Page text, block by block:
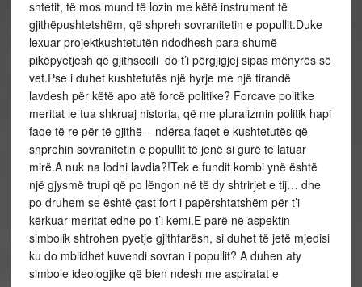
shtetit, të mos mund të lozin me këtë instrument të
gjithëpushtetshëm, që shpreh sovranitetin e popullit.Duke
lexuar projektkushtetutën ndodhesh para shumë
pikëpyetjesh që gjithsecili do t’i përgjigjej sipas mënyrës së
vet.Pse i duhet kushtetutës një hyrje me një tirandë
lavdesh për këtë apo atë forcë politike? Forcave politike
meritat le tua shkruaj historia, që me pluralizmin politik hapi
faqe të re për të gjithë – ndërsa faqet e kushtetutës që
shprehin sovranitetin e popullit të jenë si gurë te latuar
mirë.A nuk na lodhi lavdia?!Tek e fundit kombi ynë është
një gjysmë trupi që po lëngon në të dy shtrirjet e tij… dhe
po druhem se është çast fort i papërshtatshëm për t’i
kërkuar meritat edhe po t’i kemi.E parë në aspektin
simbolik shtrohen pyetje gjithfarësh, si duhet të jetë mjedisi
ku do mblidhet kuvendi sovran i popullit? A duhen aty
simbole ideologjike që bien ndesh me aspiratat e